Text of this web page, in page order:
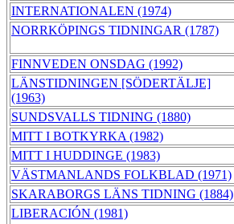
INTERNATIONALEN (1974)
NORRKÖPINGS TIDNINGAR (1787)
FINNVEDEN ONSDAG (1992)
LÄNSTIDNINGEN [SÖDERTÄLJE]
(1963)
SUNDSVALLS TIDNING (1880)
MITT I BOTKYRKA (1982)
MITT I HUDDINGE (1983)
VÄSTMANLANDS FOLKBLAD (1971)
SKARABORGS LÄNS TIDNING (1884)
LIBERACIÓN (1981)